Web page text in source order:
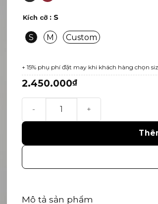
Kích cỡ : S
S M Custom
+ 15% phụ phí đặt may khi khách hàng chọn
2.450.000₫
Mô tả sản phẩm